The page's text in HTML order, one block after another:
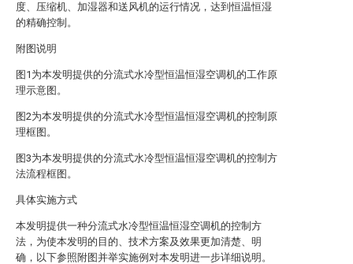
度、压缩机、加湿器和送风机的运行情况，达到恒温恒湿
的精确控制。
附图说明
图1为本发明提供的分流式水冷型恒温恒湿空调机的工作原
理示意图。
图2为本发明提供的分流式水冷型恒温恒湿空调机的控制原
理框图。
图3为本发明提供的分流式水冷型恒温恒湿空调机的控制方
法流程框图。
具体实施方式
本发明提供一种分流式水冷型恒温恒湿空调机的控制方
法，为使本发明的目的、技术方案及效果更加清楚、明
确，以下参照附图并举实施例对本发明进一步详细说明。